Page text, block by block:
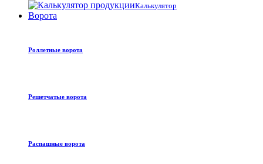
Калькулятор
Ворота
Роллетные ворота
Решетчатые ворота
Распашные ворота